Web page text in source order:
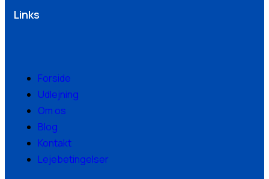
Links
Forside
Udlejning
Om os
Blog
Kontakt
Lejebetingelser